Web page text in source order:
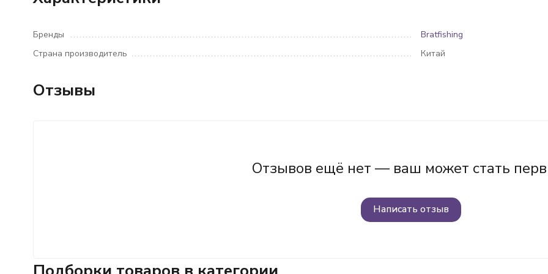
Бренды
Bratfishing
Страна производитель
Китай
Отзывы
Отзывов ещё нет — ваш может стать
Написать отзыв